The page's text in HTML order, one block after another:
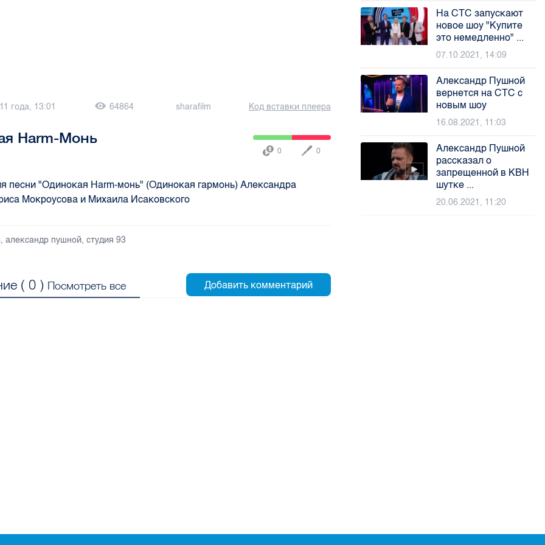
года, 13:01 64864 sharafilm Код вставки плеера
Harm-Монь
0 0
песни "Одинокая Harm-монь" (Одинокая гармонь) Александра
Мокроусова и Михаила Исаковского
,александр пушной,студия 93
(0 ) Посмотреть все
На СТС запускают
новое шоу "Купите
это немедленно" ...
07.10.2021, 14:09
Александр Пушной
вернется на СТС с
новым шоу
16.08.2021, 11:03
Александр Пушной
рассказал о
запрещенной в КВН
шутке ...
20.06.2021, 11:20